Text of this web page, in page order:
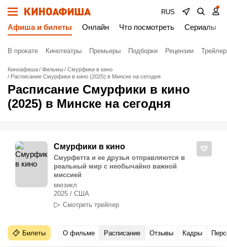
RUS
Афиша и билеты Онлайн Что посмотреть Сериалы
В прокате Кинотеатры Премьеры Подборки Рецензии
Киноафиша Фильмы
Смурфики в кино
Расписание Смурфики в кино (2025) в Минске на сегодня
Расписание Смурфики в кино
(2025) в Минске на сегодня
Смурфики в кино
Смурфетта и ее друзья отправляются в
реальный мир с необычайно важной
миссией
мюзикл
2025 / США
Смотреть трейлер
Билеты О фильме Расписание Отзывы Кадры